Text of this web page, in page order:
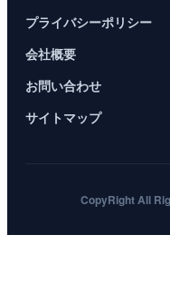
プライバシーポリシー
会社概要
お問い合わせ
サイトマップ
CopyRight All